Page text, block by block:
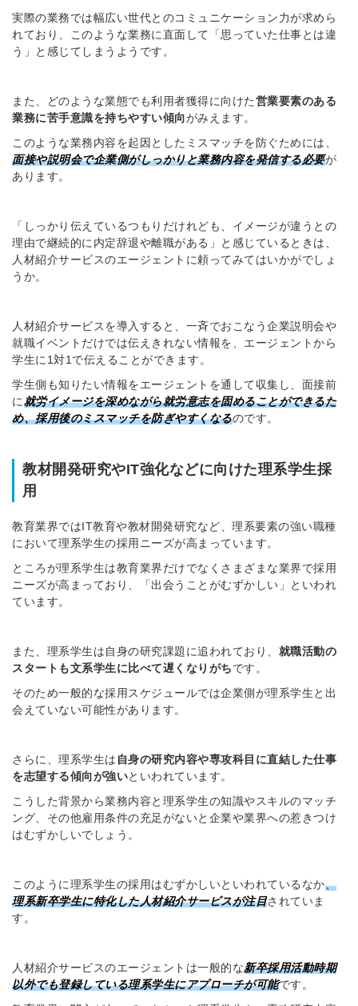
実際の業務では幅広い世代とのコミュニケーション力が求めら
れており、このような業務に直面して「思っていた仕事とは違
う」と感じてしまうようです。
また、どのような業態でも利用者獲得に向けた営業要素のある
業務に苦手意識を持ちやすい傾向がみえます。
このような業務内容を起因としたミスマッチを防ぐためには、
面接や説明会で企業側がしっかりと業務内容を発信する必要が
あります。
「しっかり伝えているつもりだけれども、イメージが違うとの
理由で継続的に内定辞退や離職がある」と感じているときは、
人材紹介サービスのエージェントに頼ってみてはいかがでしょ
うか。
人材紹介サービスを導入すると、一斉でおこなう企業説明会や
就職イベントだけでは伝えきれない情報を、エージェントから
学生に1対1で伝えることができます。
学生側も知りたい情報をエージェントを通して収集し、面接前
に就労イメージを深めながら就労意志を固めることができるた
め、採用後のミスマッチを防ぎやすくなるのです。
教材開発研究やIT強化などに向けた理系学生採
用
教育業界ではIT教育や教材開発研究など、理系要素の強い職種
において理系学生の採用ニーズが高まっています。
ところが理系学生は教育業界だけでなくさまざまな業界で採用
ニーズが高まっており、「出会うことがむずかしい」といわれ
ています。
また、理系学生は自身の研究課題に追われており、 就職活動の
スタートも文系学生に比べて遅くなりがちです。
そのため一般的な採用スケジュールでは企業側が理系学生と出
会えていない可能性があります。
さらに、理系学生は 自身の研究内容や専攻科目に直結した仕事
を志望する傾向が強いといわれています。
こうした背景から業務内容と理系学生の知識やスキルのマッチ
ング、その他雇用条件の充足がないと企業や業界への惹きつけ
はむずかしいでしょう。
このように理系学生の採用はむずかしいといわれているなか、
理系新卒学生に特化した人材紹介サービスが注目されていま
す。
人材紹介サービスのエージェントは一般的な新卒採用活動時期
以外でも登録している理系学生にアプローチが可能です。
をご利用する
要です。
採用課題の解決、新しい採用の
ートが届く
採用に役立つ記事・資料が届く